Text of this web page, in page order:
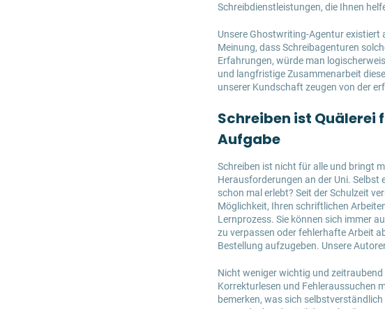
Schreibdienstleistungen, die Ihnen
Unsere Ghostwriting-Agentur
Meinung, dass Schreibagenturen
Erfahrungen, würde man
und langfristige Zusammenarbeit
unserer Kundschaft zeugen von der
Schreiben ist Quälerei
Aufgabe
Schreiben ist nicht für alle und bringt
Herausforderungen an der Uni. Selbst
schon mal erlebt? Seit der Schulzeit
Möglichkeit, Ihren schriftlichen
Lernprozess. Sie können sich immer
zu verpassen oder fehlerhafte Arbeit
Bestellung aufzugeben. Unsere
Nicht weniger wichtig und
Korrekturlesen und Fehleraussuchen
bemerken, was sich